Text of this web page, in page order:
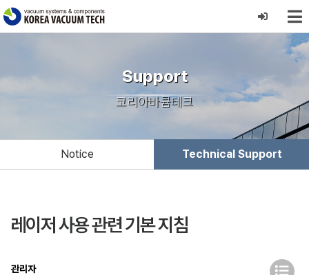
Support
코리아바큠테크
Notice Technical Support
레이저 사용 관련 기본 지침
관리자